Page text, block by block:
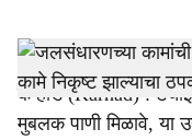
h
a
Jal Jeevan Mission-
कऱ्हाड (Karhad) :
मुबलक पाणी मिळावे, या